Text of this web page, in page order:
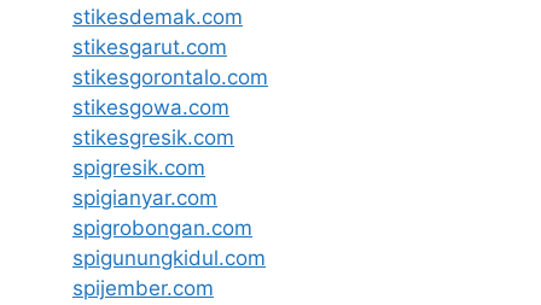
stikesdemak.com
stikesgarut.com
stikesgorontalo.com
stikesgowa.com
stikesgresik.com
spigresik.com
spigianyar.com
spigrobongan.com
spigunungkidul.com
spijember.com